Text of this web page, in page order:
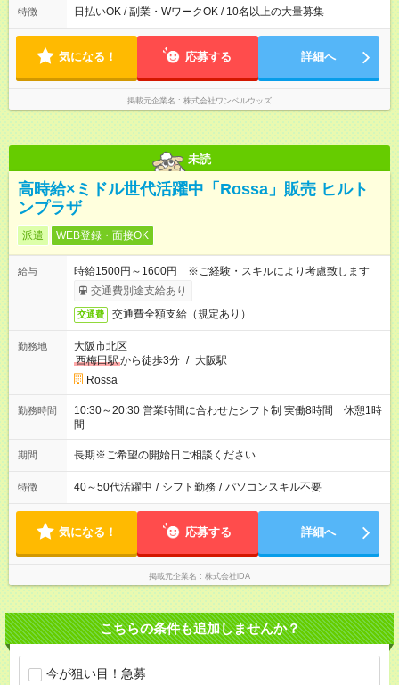
特徴 日払いOK / 副業・WワークOK / 10名以上の大量募集
気になる！ 応募する 詳細へ
掲載元企業名 株式会社ワンベルウッズ
未読
高時給×ミドル世代活躍中「Rossa」販売 ヒルト
ンプラザ
派遣 WEB登録・面接OK
給与
時給1500円～1600円 ※ご経験・スキルにより考慮致します
交通費別途支給あり
交通費 交通費全額支給（規定あり）
勤務地
大阪市北区
西梅田駅から徒歩3分 / 大阪駅
Rossa
勤務時間
10:30～20:30 営業時間に合わせたシフト制 実働8時間 休憩1時
間
期間 長期※ご希望の開始日ご相談ください
特徴 40～50代活躍中 / シフト勤務 / パソコンスキル不要
気になる！ 応募する 詳細へ
掲載元企業名 株式会社iDA
こちらの条件も追加しませんか？
今が狙い目！急募